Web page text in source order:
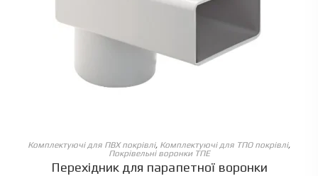
ОБЕРІТЬ ОПЦІЇ
Комплектуючі для ПВХ покрівлі, Комплектуючі для ТПО покрівлі,
Покрівельні воронки ТПЕ
Перехідник для парапетної воронки